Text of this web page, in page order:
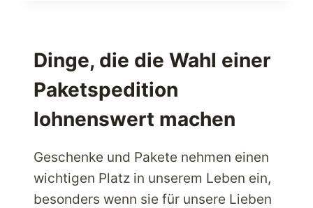
BARE
NECESSITIES
Dinge, die die Wahl einer
Paketspedition
lohnenswert machen
Geschenke und Pakete nehmen einen
wichtigen Platz in unserem Leben ein,
besonders wenn sie für unsere Lieben